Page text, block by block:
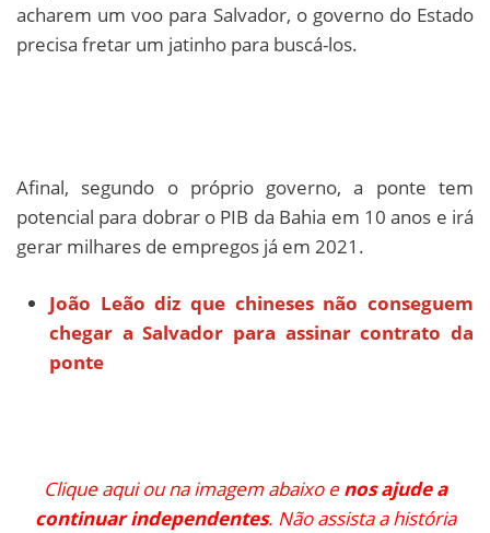
acharem um voo para Salvador, o governo do Estado
precisa fretar um jatinho para buscá-los.
Afinal, segundo o próprio governo, a ponte tem
potencial para dobrar o PIB da Bahia em 10 anos e irá
gerar milhares de empregos já em 2021.
João Leão diz que chineses não conseguem
chegar a Salvador para assinar contrato da
ponte
Clique aqui ou na imagem abaixo enos ajude a
continuar independentes. Não assista a história